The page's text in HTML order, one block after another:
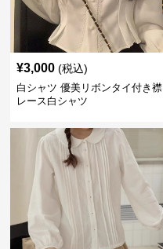
¥3,000 (税込)
白シャツ 優美リボンタイ付き襟
レース白シャツ